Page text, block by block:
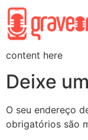
content here
Deixe
O seu endereço
obrigatórios são